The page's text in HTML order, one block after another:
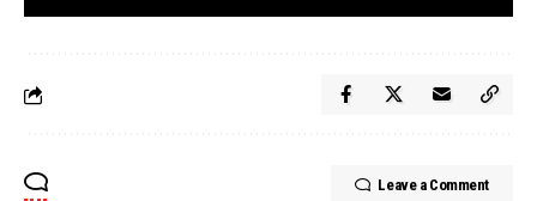
Leave a Comment